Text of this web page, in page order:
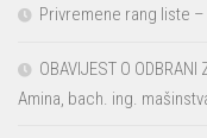
Privremene rang liste
OBAVIJEST O
Amina, bach. ing.